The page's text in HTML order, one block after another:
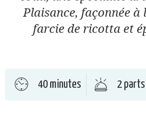
Plaisance, façonnée à
farcie de ricotta et
40 minutes 2 parts